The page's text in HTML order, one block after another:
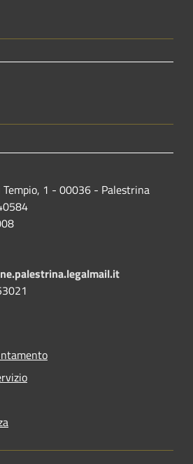
Tempio, 1 - 00036 - Palestrina